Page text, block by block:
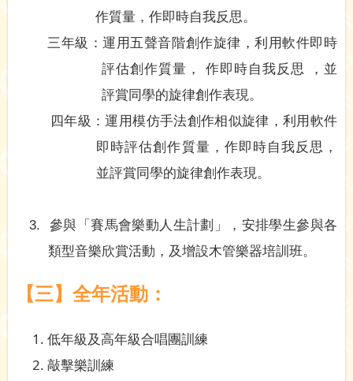
作質量，作即時自我反思。
三年級：運用五聲音階創作旋律，利用軟件即時
評估創作質量， 作即時自我反思 ，並
評賞同學的旋律創作表現。
四年級：運用模仿手法創作相似旋律，利用軟件
即時評估創作質量，作即時自我反思，
並評賞同學的旋律創作表現。
3. 參與「賽馬會樂動人生計劃」， 安排學生參與各
類型音樂欣賞活動 ，及增設木管樂器培訓班。
【三】全年活動：
低年級及高年級合唱團訓練
敲擊樂訓練